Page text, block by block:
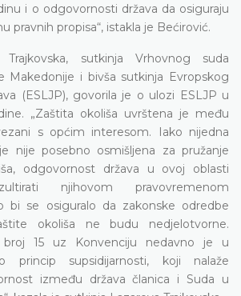
i o odgovornosti država da osiguraju
pravnih propisa“, istakla je Bećirović.
Trajkovska, sutkinja Vrhovnog suda
Makedonije i bivša sutkinja Evropskog
(ESLJP), govorila je o ulozi ESLJP u
„Zaštita okoliša uvrštena je među
s općim interesom. Iako nijedna
nije posebno osmišljena za pružanje
odgovornost država u ovoj oblasti
njihovom pravovremenom
bi se osiguralo da zakonske odredbe
okoliša ne budu nedjelotvorne.
broj 15 uz Konvenciju nedavno je u
princip supsidijarnosti, koji nalaže
između država članica i Suda u